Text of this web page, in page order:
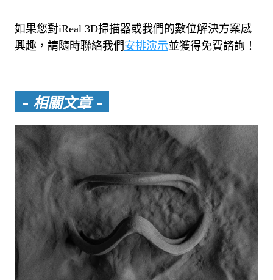
如果您對iReal 3D掃描器或我們的數位解決方案感
興趣，請隨時聯絡我們安排演示並獲得免費諮詢！
- 相關文章 -